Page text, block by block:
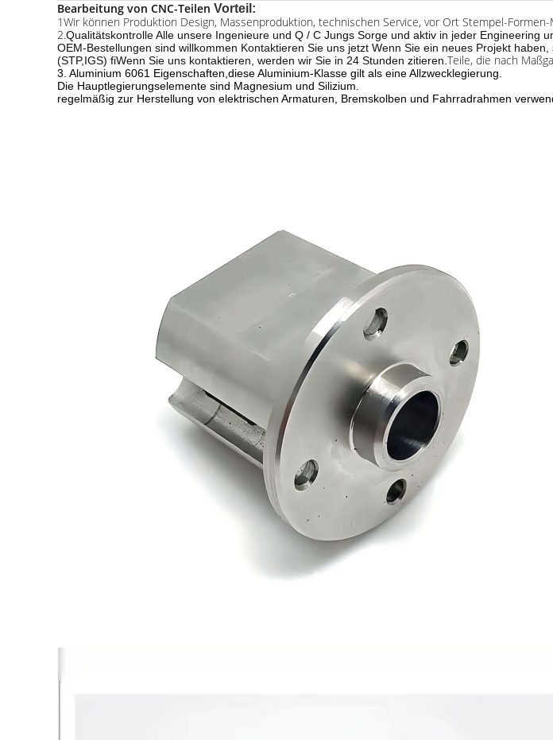
Bearbeitung von CNC-Teilen Vorteil:
1Wir können Produktion Design, Massenproduktion, technischen Service, vor Ort Stempel-
2.Qualitätskontrolle Alle unsere Ingenieure und Q / C Jungs Sorge und aktiv in jeder Engineering
OEM-Bestellungen sind willkommen Kontaktieren Sie uns jetzt Wenn Sie ein neues Projekt
(STP,IGS) fiWenn Sie uns kontaktieren, werden wir Sie in 24 Stunden zitieren. Teile, die nach
3. Aluminium 6061 Eigenschaften,diese Aluminium-Klasse gilt als eine Allzwecklegierung.
Die Hauptlegierungselemente sind Magnesium und Silizium.
regelmäßig zur Herstellung von elektrischen Armaturen, Bremskolben und Fahrradrahmen